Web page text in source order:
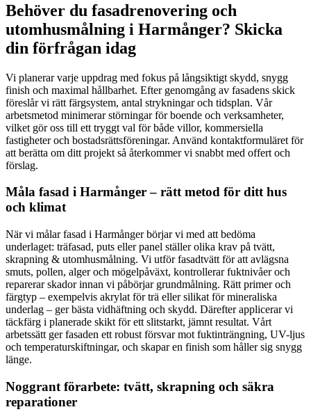
Behöver du fasadrenovering och
utomhusmålning i Harmånger? Skicka
din förfrågan idag
Vi planerar varje uppdrag med fokus på långsiktigt skydd, snygg
finish och maximal hållbarhet. Efter genomgång av fasadens skick
föreslår vi rätt färgsystem, antal strykningar och tidsplan. Vår
arbetsmetod minimerar störningar för boende och verksamheter,
vilket gör oss till ett tryggt val för både villor, kommersiella
fastigheter och bostadsrättsföreningar. Använd kontaktformuläret för
att berätta om ditt projekt så återkommer vi snabbt med offert och
förslag.
Måla fasad i Harmånger – rätt metod för ditt hus
och klimat
När vi målar fasad i Harmånger börjar vi med att bedöma
underlaget: träfasad, puts eller panel ställer olika krav på tvätt,
skrapning & utomhusmålning. Vi utför fasadtvätt för att avlägsna
smuts, pollen, alger och mögelpåväxt, kontrollerar fuktnivåer och
reparerar skador innan vi påbörjar grundmålning. Rätt primer och
färgtyp – exempelvis akrylat för trä eller silikat för mineraliska
underlag – ger bästa vidhäftning och skydd. Därefter applicerar vi
täckfärg i planerade skikt för ett slitstarkt, jämnt resultat. Vårt
arbetssätt ger fasaden ett robust försvar mot fuktinträngning, UV-ljus
och temperaturskiftningar, och skapar en finish som håller sig snygg
länge.
Noggrant förarbete: tvätt, skrapning och säkra
reparationer